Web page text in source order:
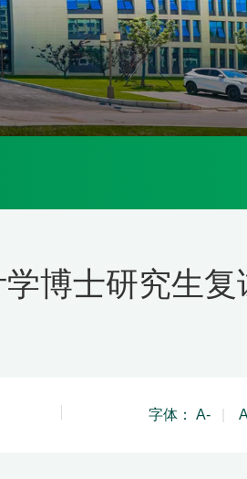
博士研究生复
字体： A-